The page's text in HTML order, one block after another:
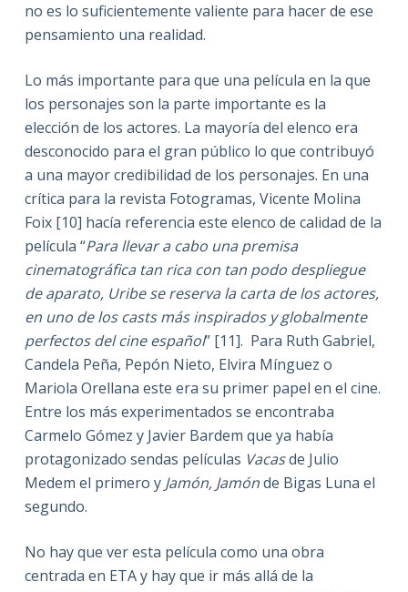
no es lo suficientemente valiente para hacer de ese
pensamiento una realidad.
Lo más importante para que una película en la que
los personajes son la parte importante es la
elección de los actores. La mayoría del elenco era
desconocido para el gran público lo que contribuyó
a una mayor credibilidad de los personajes. En una
crítica para la revista Fotogramas, Vicente Molina
Foix [10] hacía referencia este elenco de calidad de la
película “Para llevar a cabo una premisa
cinematográfica tan rica con tan podo despliegue
de aparato, Uribe se reserva la carta de los actores,
en uno de los casts más inspirados y globalmente
perfectos del cine español” [11]. Para Ruth Gabriel,
Candela Peña, Pepón Nieto, Elvira Mínguez o
Mariola Orellana este era su primer papel en el cine.
Entre los más experimentados se encontraba
Carmelo Gómez y Javier Bardem que ya había
protagonizado sendas películas Vacasde Julio
Medem el primero y Jamón, Jamónde Bigas Luna el
segundo.
No hay que ver esta película como una obra
centrada en ETA y hay que ir más allá de la